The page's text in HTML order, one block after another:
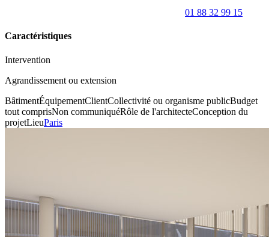
01 88 32 99 15
Caractéristiques
Intervention
Agrandissement ou extension
BâtimentÉquipementClientCollectivité ou organisme publicBudget
tout comprisNon communiquéRôle de l'architecteConception du
projetLieuParis